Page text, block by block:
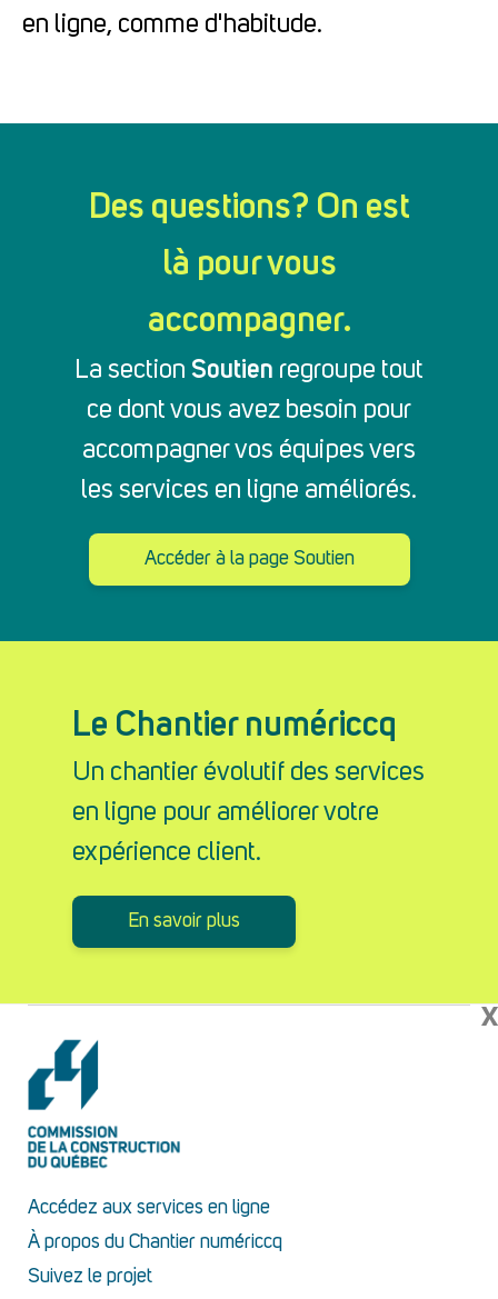
en ligne, comme d'habitude.
Des questions? On est
là pour vous
accompagner.
La section Soutien regroupe tout
ce dont vous avez besoin pour
accompagner vos équipes vers
les services en ligne améliorés.
Accéder à la page Soutien
Le Chantier numériccq
Un chantier évolutif des services
en ligne pour améliorer votre
expérience client.
En savoir plus
X
Accédez aux services en ligne
À propos du Chantier numériccq
Suivez le projet